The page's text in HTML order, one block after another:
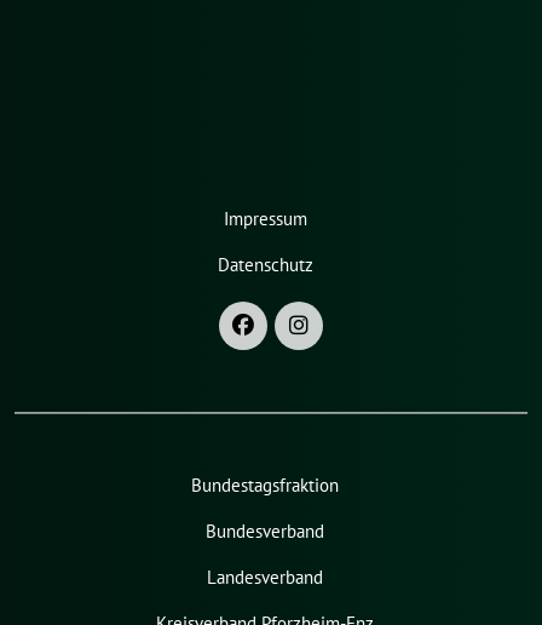
Impressum
Datenschutz
Bundestagsfraktion
Bundesverband
Landesverband